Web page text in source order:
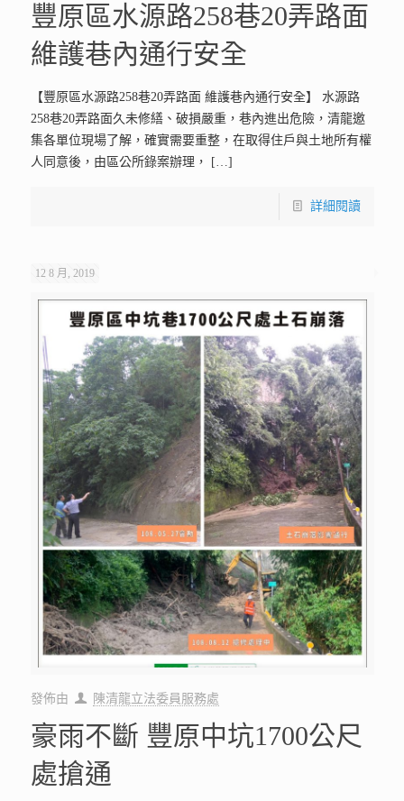
豐原區水源路258巷20弄路面
維護巷內通行安全
【豐原區水源路258巷20弄路面 維護巷內通行安全】 水源路
258巷20弄路面久未修繕、破損嚴重，巷內進出危險，清龍邀
集各單位現場了解，確實需要重整，在取得住戶與土地所有權
人同意後，由區公所錄案辦理，
[…]
詳細閱讀
12 8 月, 2019
發佈由 陳清龍立法委員服務處
豪雨不斷 豐原中坑1700公尺
處搶通